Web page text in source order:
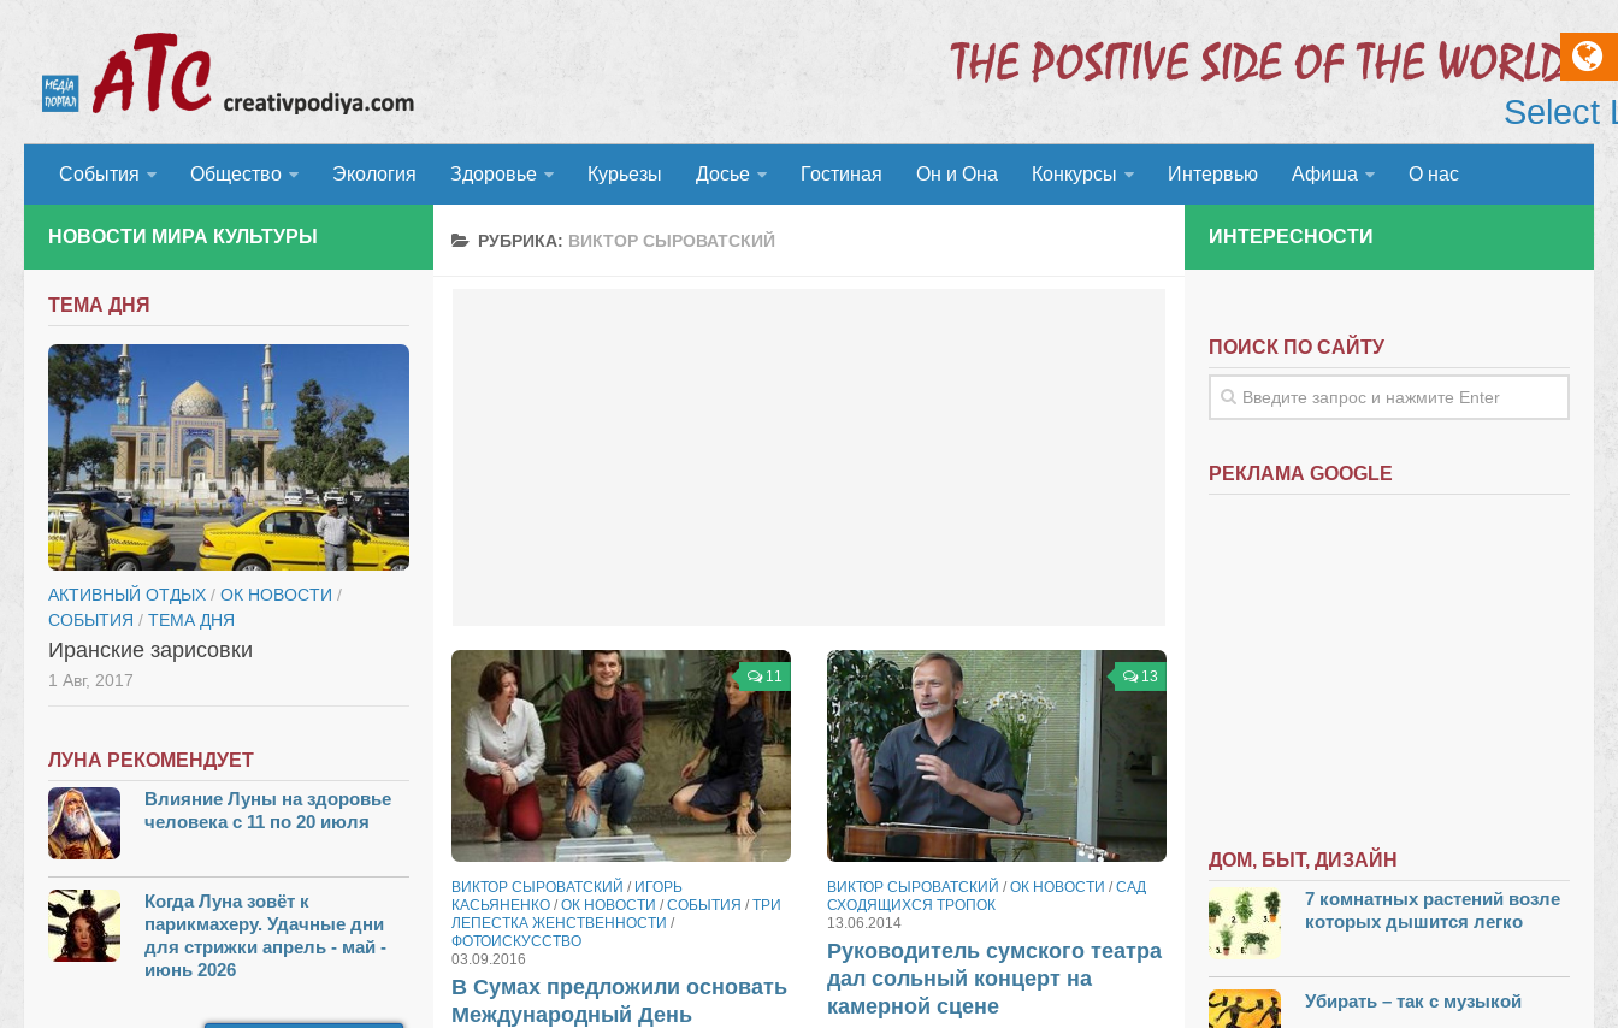
События Общество Экология Здоровье Курьезы Досье Гостиная Он и Она Конкурсы Интервью Афиша О нас
РУБРИКА: ВИКТОР СЫРОВАТСКИЙ
11
ВИКТОР СЫРОВАТСКИЙ / ИГОРЬ
КАСЬЯНЕНКО /ОК НОВОСТИ /СОБЫТИЯ /ТРИ
ЛЕПЕСТКА ЖЕНСТВЕННОСТИ /
ФОТОИСКУССТВО
03.09.2016
В Сумах предложили основать
Международный День
13
ВИКТОР СЫРОВАТСКИЙ /ОК НОВОСТИ /САД
СХОДЯЩИХСЯ ТРОПОК
13.06.2014
Руководитель сумского театра
дал сольный концерт на
камерной сцене
НОВОСТИ МИРА КУЛЬТУРЫ
ТЕМА ДНЯ
АКТИВНЫЙ ОТДЫХ / ОК НОВОСТИ /
СОБЫТИЯ / ТЕМА ДНЯ
Иранские зарисовки
1 Авг, 2017
ЛУНА РЕКОМЕНДУЕТ
Влияние Луны на здоровье
человека с 11 по 20 июля
Когда Луна зовёт к
парикмахеру. Удачные дни
для стрижки апрель - май -
июнь 2026
ИНТЕРЕСНОСТИ
ПОИСК ПО САЙТУ
РЕКЛАМА GOOGLE
ДОМ, БЫТ, ДИЗАЙН
7 комнатных растений возле
которых дышится легко
Убирать – так с музыкой
Select